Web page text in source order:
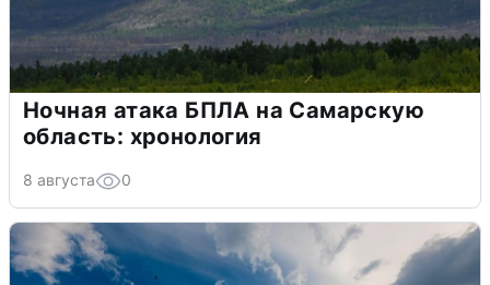
Ночная атака БПЛА на Самарскую
область: хронология
8 августа 0